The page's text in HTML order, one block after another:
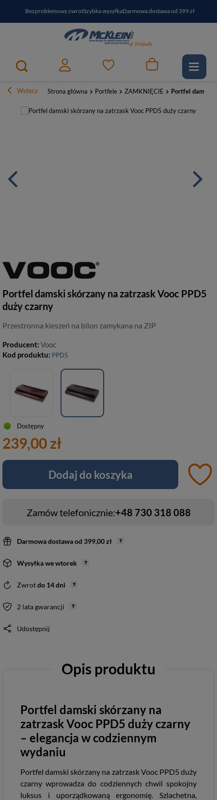
Bezproblemowy zwrotSzybka wysyłkaDarmowa dostawa od 399 zł
PayPo - kup i zapłać za30 dniZapisz się do newslettera i odbierz RABAT
Wstecz Strona główna Portfele ZAMKNIĘCIE Portfel damski
Portfel damski skórzany na zatrzask Vooc PPD5
duży czarny
Przestronna kieszeń na bilon zamykana na ZIP
Producent: Vooc
Kod produktu: PPD5
Dostępny
239,00 zł
Dodaj do koszyka
Zamów telefonicznie:+48 730 318 088
Darmowa dostawaod 399,00 zł
Wysyłkawe wtorek
Zwrotdo 14dni
2 lata gwarancji
Udostępnij
Opis produktu
Portfel damski skórzany na
zatrzask Vooc PPD5 duży czarny
– elegancja w codziennym
wydaniu
Portfel damski skórzany na zatrzask Vooc PPD5 duży
czarny wprowadza do codziennych chwil spokojny
luksus i uporządkowaną ergonomię. Szlachetna,